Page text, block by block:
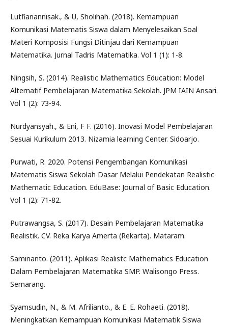
Lutfianannisak., & U, Sholihah. (2018). Kemampuan
Komunikasi Matematis Siswa dalam Menyelesaikan Soal
Materi Komposisi Fungsi Ditinjau dari Kemampuan
Matematika. Jurnal Tadris Matematika. Vol 1 (1): 1-8.
Ningsih, S. (2014). Realistic Mathematics Education: Model
Alternatif Pembelajaran Matematika Sekolah. JPM IAIN Ansari.
Vol 1 (2): 73-94.
Nurdyansyah., & Eni, F F. (2016). Inovasi Model Pembelajaran
Sesuai Kurikulum 2013. Nizamia learning Center. Sidoarjo.
Purwati, R. 2020. Potensi Pengembangan Komunikasi
Matematis Siswa Sekolah Dasar Melalui Pendekatan Realistic
Mathematic Education. EduBase: Journal of Basic Education.
Vol 1 (2): 71-82.
Putrawangsa, S. (2017). Desain Pembelajaran Matematika
Realistik. CV. Reka Karya Amerta (Rekarta). Mataram.
Saminanto. (2011). Aplikasi Realistc Mathematics Education
Dalam Pembelajaran Matematika SMP. Walisongo Press.
Semarang.
Syamsudin, N., & M. Afrilianto., & E. E. Rohaeti. (2018).
Meningkatkan Kemampuan Komunikasi Matematik Siswa